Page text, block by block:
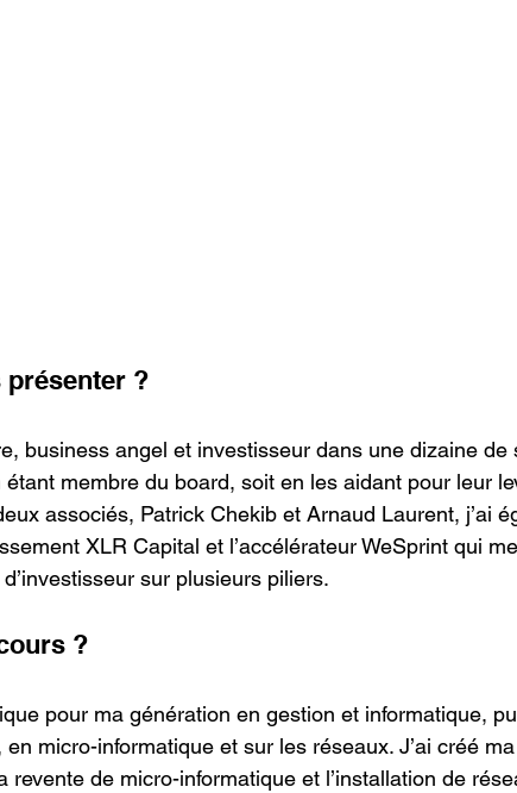
présenter ?
business angel et investisseur dans une dizaine de
membre du board, soit en les aidant pour leur
associés, Patrick Chekib et Arnaud Laurent, j’ai
XLR Capital et l’accélérateur WeSprint qui
sur plusieurs piliers.
?
pour ma génération en gestion et informatique,
micro-informatique et sur les réseaux. J’ai créé
revente de micro-informatique et l’installation de